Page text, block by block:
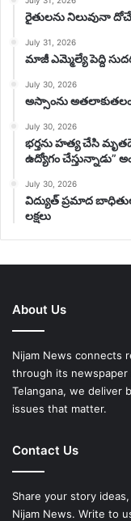
రైతులను నిలువునా
July 31, 2026
మాజీ ఎమ్మెల్యే పెద్ది
July 30, 2026
అస్సాంను అతలాకుతలం
July 30, 2026
భర్తను హత్య చేసి
ఉద్యోగం చేస్తున్నాడు”
July 30, 2026
విద్యుత్ ప్రమాద
లక్షలు
About Us
Nijam News connects
through its newspaper
Telangana, we deliver
issues that matter.
Contact Us
Share your story
Nijam News. Write to